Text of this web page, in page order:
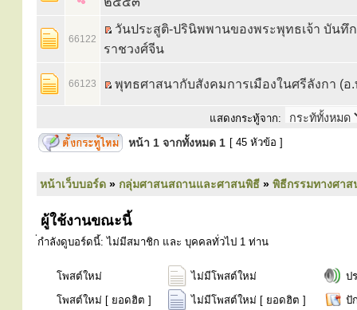
66122
วันประสูติ-ปรินิพพานของพระพุทธเจ้า บันทึ
ราชวงศ์จีน
66123 พุทธศาสนากับสังคมการเมืองในศรีลังกา (
แสดงกระทู้จาก:
หน้า 1 จากทั้งหมด 1 [ 45 หัวข้อ ]
หน้าเว็บบอร์ด » กลุ่มศาสนสถานและศาสนพิธี » พิธีกรรมทางศา
ผู้ใช้งานขณะนี้
่กำลังดูบอร์ดนี้: ไม่มีสมาชิก และ บุคคลทั่วไป 1 ท่าน
โพสต์ใหม่ ไม่มีโพสต์ใหม่
ป
โพสต์ใหม่ [ ยอดฮิต ]
ไม่มีโพสต์ใหม่ [ ยอดฮิต ]
ปั